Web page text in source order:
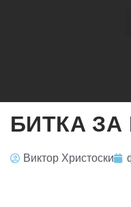
БИТКА
Виктор Христоски